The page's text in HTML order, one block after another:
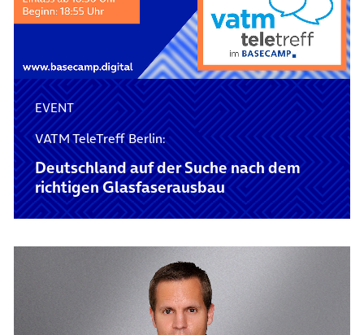
EVENT
VATM TeleTreff Berlin:
Deutschland auf der Suche nach dem
richtigen Glasfaserausbau